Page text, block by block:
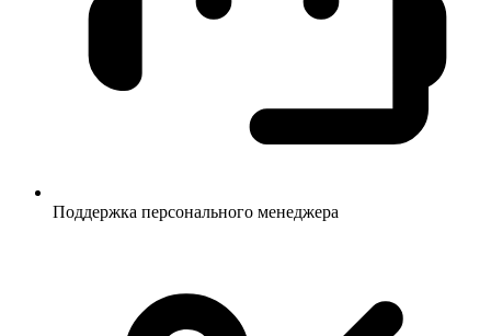
Поддержка персонального менеджера